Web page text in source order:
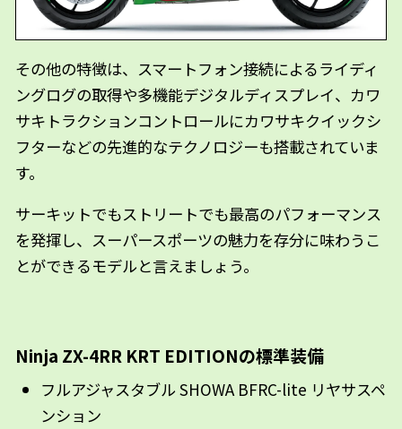
その他の特徴は、スマートフォン接続によるライディ
ングログの取得や多機能デジタルディスプレイ、カワ
サキトラクションコントロールにカワサキクイックシ
フターなどの先進的なテクノロジーも搭載されていま
す。
サーキットでもストリートでも最高のパフォーマンス
を発揮し、スーパースポーツの魅力を存分に味わうこ
とができるモデルと言えましょう。
Ninja ZX-4RR KRT EDITIONの標準装備
フルアジャスタブル SHOWA BFRC-lite リヤサスペ
ンション